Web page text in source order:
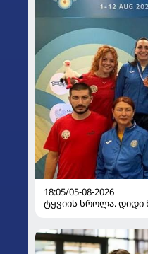
18:05/05-08-2026
ტყვიის სროლა. დიდი